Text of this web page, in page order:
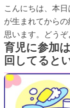
こんにちは、本
が生まれてから
思います。どうぞ
育児に参加
回してると